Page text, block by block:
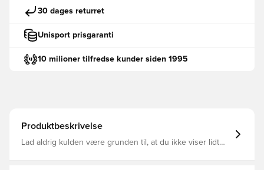
30 dages returret
Unisport prisgaranti
10 milioner tilfredse kunder siden 1995
Produktbeskrivelse
Lad aldrig kulden være grunden til, at du ikke viser lidt